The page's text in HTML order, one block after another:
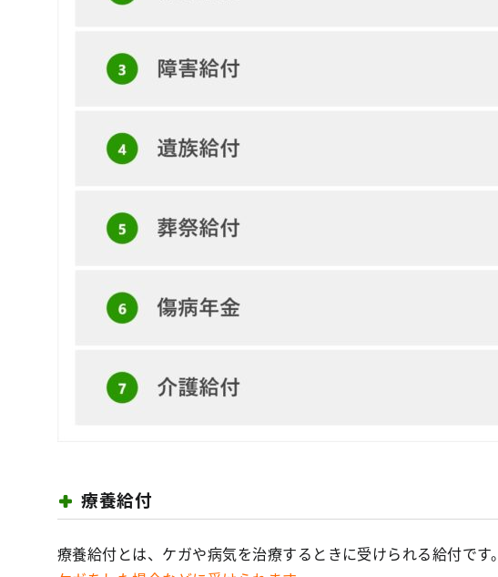
療養給付
療養給付とは、ケガや病気を治療するときに受けられる給付です。